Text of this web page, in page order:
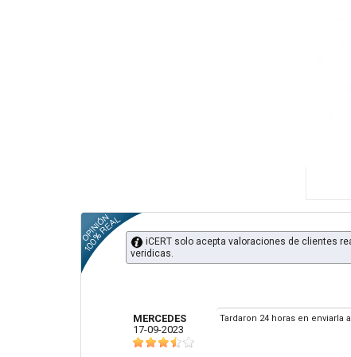
iCERT solo acepta valoraciones de clientes
veridicas.
MERCEDES
17-09-2023
Tardaron 24 horas en